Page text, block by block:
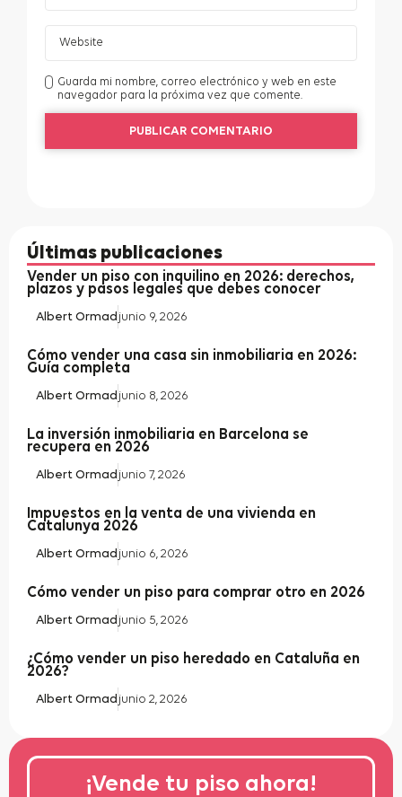
Guarda mi nombre, correo electrónico y web en este
navegador para la próxima vez que comente.
Últimas publicaciones
Vender un piso con inquilino en 2026: derechos,
plazos y pasos legales que debes conocer
Albert Ormad junio 9, 2026
Cómo vender una casa sin inmobiliaria en 2026:
Guía completa
Albert Ormad junio 8, 2026
La inversión inmobiliaria en Barcelona se
recupera en 2026
Albert Ormad junio 7, 2026
Impuestos en la venta de una vivienda en
Catalunya 2026
Albert Ormad junio 6, 2026
Cómo vender un piso para comprar otro en 2026
Albert Ormad junio 5, 2026
¿Cómo vender un piso heredado en Cataluña en
2026?
Albert Ormad junio 2, 2026
¡Vende tu piso ahora!